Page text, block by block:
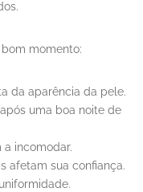
momento:
da aparência da pele.
uma boa noite de
a incomodar.
afetam sua confiança.